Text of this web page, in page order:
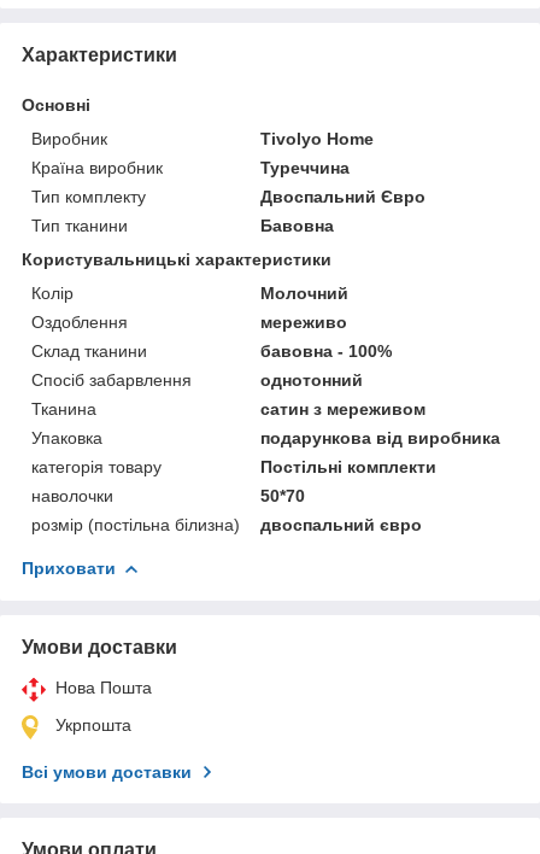
Характеристики
Основні
Виробник
Tivolyo Home
Країна виробник
Туреччина
Тип комплекту
Двоспальний Євро
Тип тканини
Бавовна
Користувальницькі характеристики
Колір
Молочний
Оздоблення
мереживо
Склад тканини
бавовна - 100%
Спосіб забарвлення
однотонний
Тканина
сатин з мереживом
Упаковка
подарункова від виробника
категорія товару
Постільні комплекти
наволочки
50*70
розмір (постільна білизна)
двоспальний євро
Приховати
Умови доставки
Нова Пошта
Укрпошта
Всі умови доставки
Умови оплати